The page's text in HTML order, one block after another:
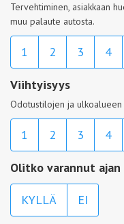
Tervehtiminen, asiakkaan
muu palaute autosta.
1 2 3 4
Viihtyisyys
Odotustilojen ja
1 2 3 4
Olitko varannut ajan
KYLLÄ EI